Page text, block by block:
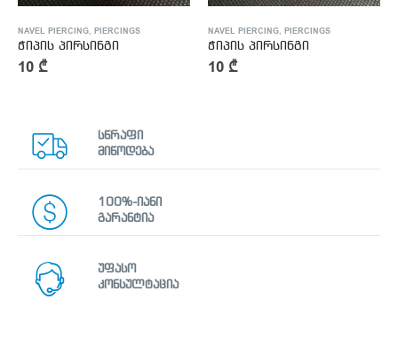
NAVEL PIERCING, PIERCINGS
ჭიპის პირსინგი
10 ₾
NAVEL PIERCING, PIERCINGS
ჭიპის პირსინგი
10 ₾
სწრაფი
მიწოდება
100%-იანი
გარანტია
უფასო
კონსულტაცია